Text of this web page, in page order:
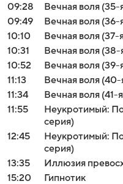
09:28
Вечная воля (35-
09:49
Вечная воля (36-
10:10
Вечная воля (37-
10:31
Вечная воля (38-
10:52
Вечная воля (39-
11:13
Вечная воля (40-
11:34
Вечная воля (41-
11:55
Неукротимый:
серия)
12:45
Неукротимый:
серия)
13:35
Иллюзия
15:20
Гипнотик